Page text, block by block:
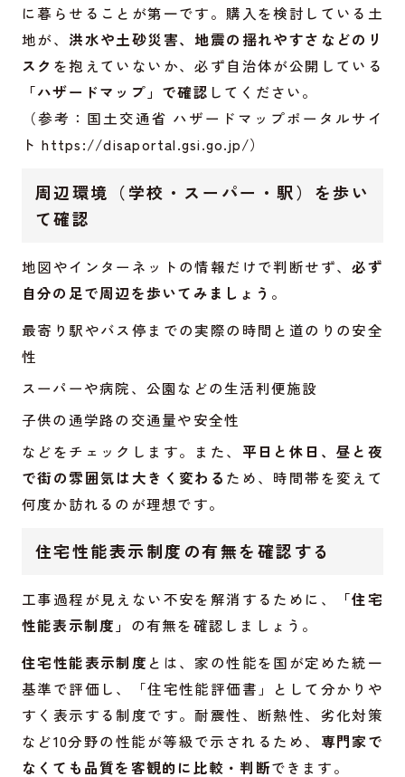
に暮らせることが第一です。購入を検討している土
地が、 洪水や土砂災害、地震の揺れやすさなどのリ
スク を抱えていないか、必ず自治体が公開している
「ハザードマップ」で確認 してください。
（参考：国土交通省 ハザードマップポータルサイ
ト https://disaportal.gsi.go.jp/）
周辺環境（学校・スーパー・駅）を歩い
て確認
地図やインターネットの情報だけで判断せず、必ず
自分の足で周辺を歩いてみましょう 。
最寄り駅やバス停までの実際の時間と道のりの安全
性
スーパーや病院、公園などの生活利便施設
子供の通学路の交通量や安全性
などをチェックします。また、 平日と休日、昼と夜
で街の雰囲気は大きく変わる ため、時間帯を変えて
何度か訪れるのが理想です。
住宅性能表示制度の有無を確認する
工事過程が見えない不安を解消するために、
「住宅
性能表示制度」 の有無を確認しましょう。
住宅性能表示制度 とは、家の性能を国が定めた統一
基準で評価し、「住宅性能評価書」として分かりや
すく表示する制度です。耐震性、断熱性、劣化対策
など10分野の性能が等級で示されるため、 専門家で
なくても品質を客観的に比較・判断できます。